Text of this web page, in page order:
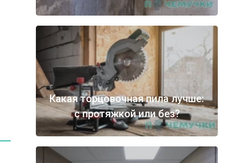
Какая торцовочная пила лучше:
с протяжкой или без?